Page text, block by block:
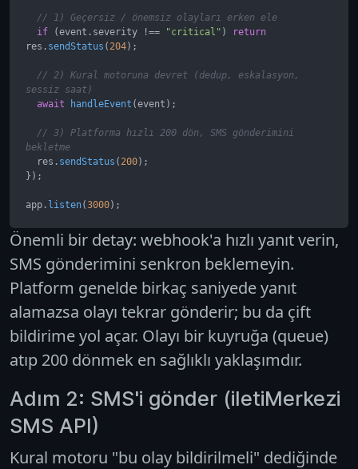
// 1) Geçersiz / önemsiz olayları erken ele
if (event. severity !== "critical" )
return
res. sendStatus ( 204);
// 2) Kural motoruna devret (dedup, eskalasyon,
sessiz saat)
await
handleEvent (event);
// 3) Platforma hızlı 200 dön, SMS gönderimini
bekletme
  res.
sendStatus ( 200);
});
app. listen(3000);
Önemli bir detay: webhook'a hızlı yanıt verin,
SMS gönderimini senkron beklemeyin.
Platform genelde birkaç saniyede yanıt
alamazsa olayı tekrar gönderir; bu da çift
bildirime yol açar. Olayı bir kuyruğa (queue)
atıp 200 dönmek en sağlıklı yaklaşımdır.
Adım 2: SMS'i gönder (iletiMerkezi
SMS API)
Kural motoru "bu olay bildirilmeli" dediğinde